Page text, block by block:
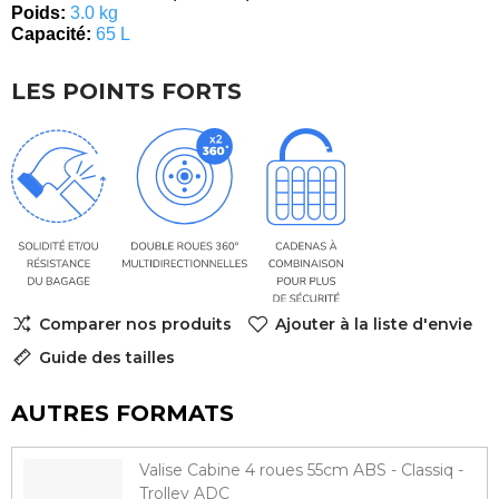
Poids: 3.0 kg
Capacité: 65 L
LES POINTS FORTS
Comparer nos produits
Ajouter à la liste d'envie
Guide des tailles
AUTRES FORMATS
Valise Cabine 4 roues 55cm ABS - Classiq -
Trolley ADC